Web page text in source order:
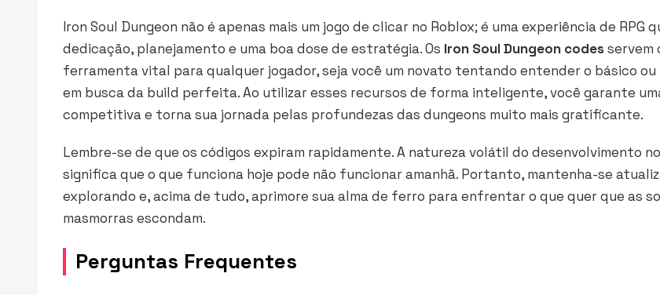
Iron Soul Dungeon não é apenas mais um jogo de clicar no Roblox; é uma experiência de RPG
dedicação, planejamento e uma boa dose de estratégia. Os Iron Soul Dungeon codes servem
ferramenta vital para qualquer jogador, seja você um novato tentando entender o básico ou
em busca da build perfeita. Ao utilizar esses recursos de forma inteligente, você garante
competitiva e torna sua jornada pelas profundezas das dungeons muito mais gratificante.
Lembre-se de que os códigos expiram rapidamente. A natureza volátil do desenvolvimento
significa que o que funciona hoje pode não funcionar amanhã. Portanto, mantenha-se
explorando e, acima de tudo, aprimore sua alma de ferro para enfrentar o que quer que as
masmorras escondam.
Perguntas Frequentes